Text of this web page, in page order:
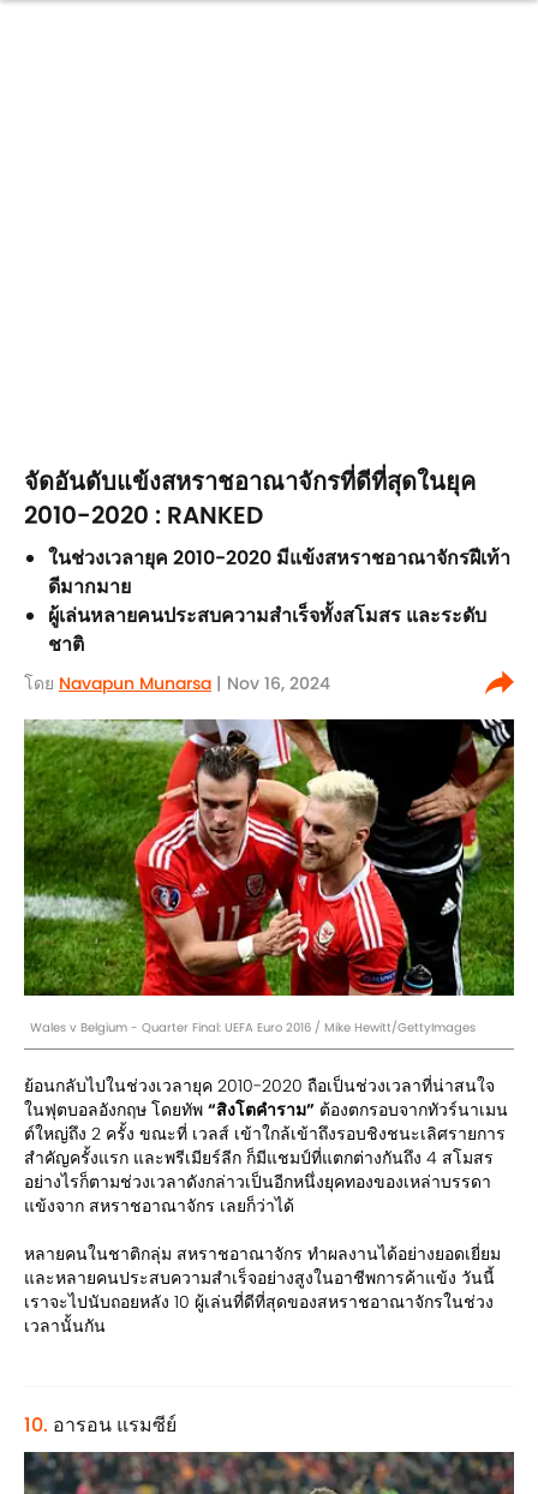
จัดอันดับแข้งสหราชอาณาจักรที่ดีที่สุดในยุค
2010-2020 : RANKED
ในช่วงเวลายุค 2010-2020 มีแข้งสหราชอาณาจักรฝีเท้า
ดีมากมาย
ผู้เล่นหลายคนประสบความสำเร็จทั้งสโมสร และระดับ
ชาติ
โดย Navapun Munarsa | Nov 16, 2024
Wales v Belgium - Quarter Final: UEFA Euro 2016 / Mike Hewitt/GettyImages
ย้อนกลับไปในช่วงเวลายุค 2010-2020 ถือเป็นช่วงเวลาที่น่าสนใจ
ในฟุตบอลอังกฤษ โดยทัพ “สิงโตคำราม” ต้องตกรอบจากทัวร์นาเมน
ต์ใหญ่ถึง 2 ครั้ง ขณะที่ เวลส์ เข้าใกล้เข้าถึงรอบชิงชนะเลิศรายการ
สำคัญครั้งแรก และพรีเมียร์ลีก ก็มีแชมป์ที่แตกต่างกันถึง 4 สโมสร
อย่างไรก็ตามช่วงเวลาดังกล่าวเป็นอีกหนึ่งยุคทองของเหล่าบรรดา
แข้งจาก สหราชอาณาจักร เลยก็ว่าได้
หลายคนในชาติกลุ่ม สหราชอาณาจักร ทำผลงานได้อย่างยอดเยี่ยม
และหลายคนประสบความสำเร็จอย่างสูงในอาชีพการค้าแข้ง วันนี้
เราจะไปนับถอยหลัง 10 ผู้เล่นที่ดีที่สุดของสหราชอาณาจักรในช่วง
เวลานั้นกัน
10. อารอน แรมซีย์